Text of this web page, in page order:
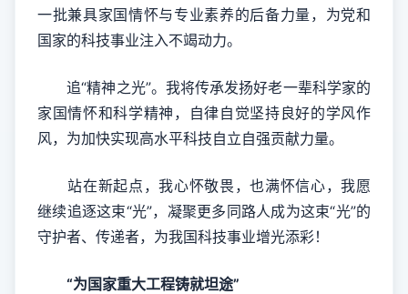
一批兼具家国情怀与专业素养的后备力量，为党和
国家的科技事业注入不竭动力。
追“精神之光”。我将传承发扬好老一辈科学家的
家国情怀和科学精神，自律自觉坚持良好的学风作
风，为加快实现高水平科技自立自强贡献力量。
站在新起点，我心怀敬畏，也满怀信心，我愿
继续追逐这束“光”，凝聚更多同路人成为这束“光”的
守护者、传递者，为我国科技事业增光添彩！
“为国家重大工程铸就坦途”